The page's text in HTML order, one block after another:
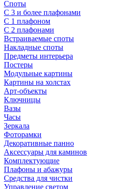
Споты
С 3 и более плафонами
С 1 плафоном
С 2 плафонами
Встраиваемые споты
Накладные споты
Предметы интерьера
Постеры
Модульные картины
Картины на холстах
Арт-объекты
Ключницы
Вазы
Часы
Зеркала
Фоторамки
Декоративные панно
Аксессуары для каминов
Комплектующие
Плафоны и абажуры
Средства для чистки
Управление светом